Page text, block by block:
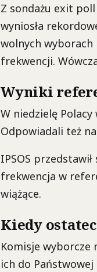
Z sondażu exit
wyniosła
wolnych wyborach
frekwencji.
Wyniki
W niedzielę
Odpowiadali też
IPSOS
frekwencja w
wiążące.
Kiedy
Komisje wyborcze
ich do